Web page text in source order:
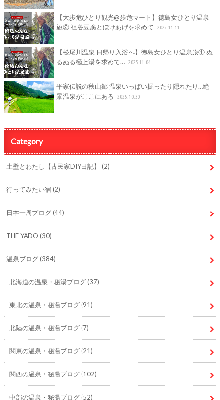
【大歩危ひとり観光@歩危マート】徳島女ひとり温泉
旅② 祖谷豆腐とぼけあげを求めて
2025.11.11
【松尾川温泉 日帰り入浴へ】徳島女ひとり温泉旅① ぬ
るぬる極上湯を求めて… 2025.11.04
平家伝説の秋山郷 温泉いっぱい掘ったり隠れたり…絶
景温泉がここにある
2025.10.30
Category
土壁とわたし【古民家DIY日記】 (2)
行ってみたい宿(2)
日本一周ブログ(44)
THE YADO (30)
温泉ブログ(384)
北海道の温泉・秘湯ブログ(37)
東北の温泉・秘湯ブログ(91)
北陸の温泉・秘湯ブログ(7)
関東の温泉・秘湯ブログ(21)
関西の温泉・秘湯ブログ(102)
中部の温泉・秘湯ブログ(52)